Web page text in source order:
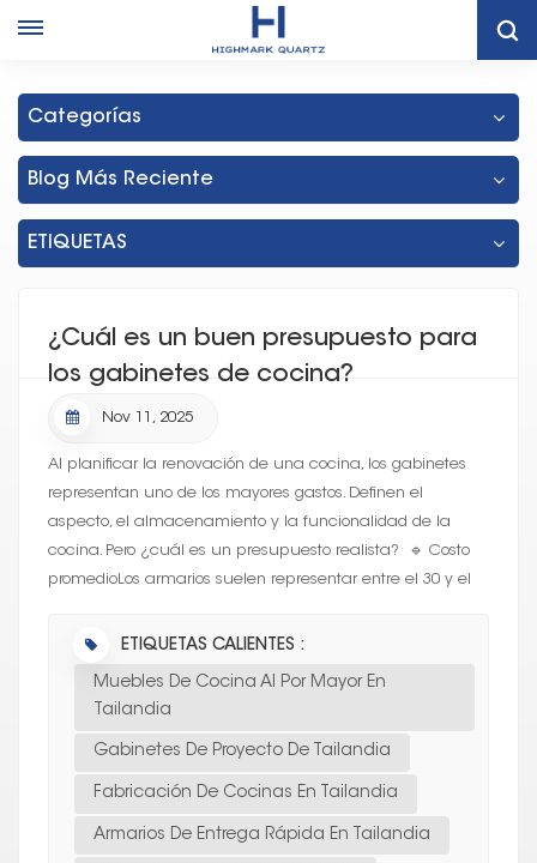
Diseño De Cocinas Comerciales
Categorías
Blog Más Reciente
ETIQUETAS
¿Cuál es un buen presupuesto para
los gabinetes de cocina?
Nov 11, 2025
Al planificar la renovación de una cocina, los gabinetes
representan uno de los mayores gastos. Definen el
aspecto, el almacenamiento y la funcionalidad de la
cocina. Pero ¿cuál es un presupuesto realista? 🔹 Costo
promedioLos armarios suelen representar entre el 30 y el
ETIQUETAS CALIENTES :
Muebles De Cocina Al Por Mayor En
Tailandia
Gabinetes De Proyecto De Tailandia
Fabricación De Cocinas En Tailandia
Armarios De Entrega Rápida En Tailandia